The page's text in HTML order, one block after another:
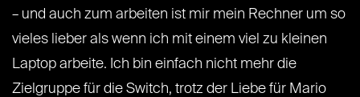
– und auch zum arbeiten ist mir mein Rechner um so
vieles lieber als wenn ich mit einem viel zu kleinen
Laptop arbeite. Ich bin einfach nicht mehr die
Zielgruppe für die Switch, trotz der Liebe für Mario